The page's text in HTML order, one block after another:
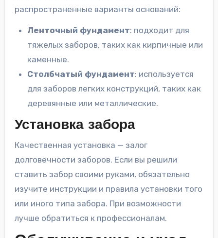
распространенные варианты оснований:
Ленточный фундамент: подходит для
тяжелых заборов, таких как кирпичные или
каменные.
Столбчатый фундамент: используется
для заборов легких конструкций, таких как
деревянные или металлические.
Установка забора
Качественная установка — залог
долговечности заборов. Если вы решили
ставить забор своими руками, обязательно
изучите инструкции и правила установки того
или иного типа забора. При возможности
лучше обратиться к профессионалам.